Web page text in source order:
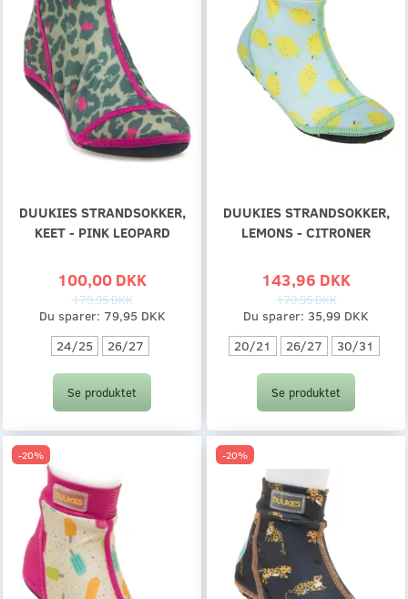
DUUKIES STRANDSOKKER,
KEET - PINK LEOPARD
100,00 DKK
179,95 DKK
Du sparer: 79,95 DKK
24/25
26/27
Se produktet
DUUKIES STRANDSOKKER,
LEMONS - CITRONER
143,96 DKK
179,95 DKK
Du sparer: 35,99 DKK
20/21
26/27 30/31
Se produktet
-20% -20%